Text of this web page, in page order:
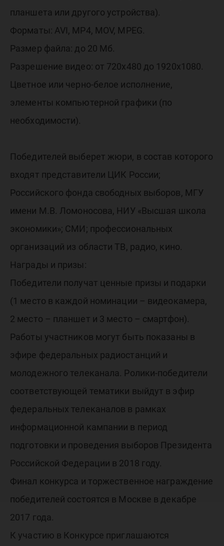
планшета или другого устройства).
Форматы: AVI, MP4, MOV, MPEG.
Размер файла: до 20 Мб.
Разрешение видео: от 720х480 до 1920х1080.
Цветное или черно-белое исполнение,
элементы компьютерной графики (по
необходимости).
Победителей выберет жюри, в состав которого
входят представители ЦИК России;
Российского фонда свободных выборов, МГУ
имени М.В. Ломоносова, НИУ «Высшая школа
экономики»; СМИ; профессиональных
организаций из области ТВ, радио, кино.
Награды и призы:
Победители получат ценные призы и подарки
(1 место в каждой номинации – видеокамера,
2 место – планшет и 3 место – смартфон).
Работы участников могут быть показаны в
эфире федеральных радиостанций и
молодежного телеканала. Ролики-победители
соответствующей тематики выйдут в эфир
федеральных телеканалов в рамках
информационной кампании в период
подготовки и проведения выборов Президента
Российской Федерации в 2018 году.
Финал конкурса и торжественное награждение
победителей состоятся в Москве в декабре
2017 года.
К участию в Конкурсе приглашаются